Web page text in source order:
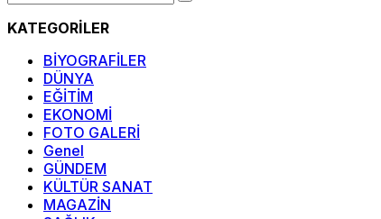
KATEGORİLER
BİYOGRAFİLER
DÜNYA
EĞİTİM
EKONOMİ
FOTO GALERİ
Genel
GÜNDEM
KÜLTÜR SANAT
MAGAZİN